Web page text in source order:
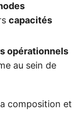
capacités
opérationnels
au sein de
composition et